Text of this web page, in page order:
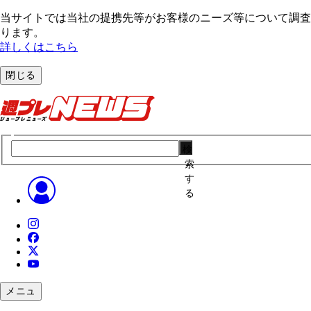
当サイトでは当社の提携先等がお客様のニーズ等について調
ります。
詳しくはこちら
閉じる
索
す
る
メニュ